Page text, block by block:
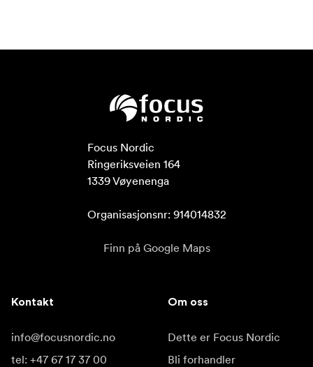
Focus Nordic
Ringeriksveien 164
1339 Vøyenenga
Organisasjonsnr: 914014832
Finn på Google Maps
Kontakt
info@focusnordic.no
tel: +47 67 17 37 00
Om oss
Dette er Focus Nordic
Bli forhandler